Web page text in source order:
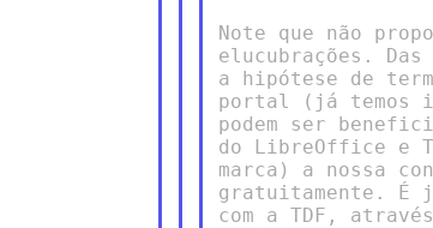
Note que não
elucubrações.
a hipótese de
portal (já temos
podem ser
do LibreOffice e
marca) a nossa
gratuitamente. É
com a TDF,